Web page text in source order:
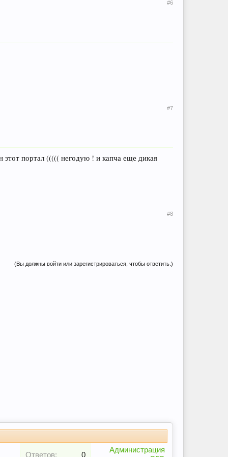
#6
#7
этот портал ((((( негодую ! и капча еще дикая
#8
(Вы должны войти или зарегистрироваться, чтобы ответить.)
Ответов: 0
Администрация